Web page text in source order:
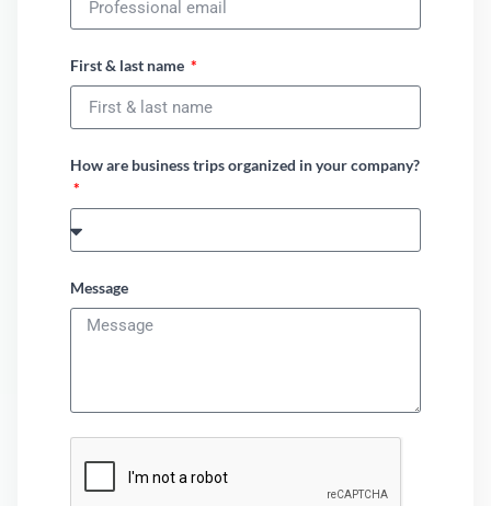
First & last name
How are business trips organized in your company?
Message